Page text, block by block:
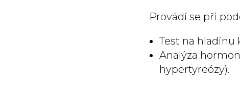
Provádí se při
Test na hladinu
Analýza
hypertyreózy).